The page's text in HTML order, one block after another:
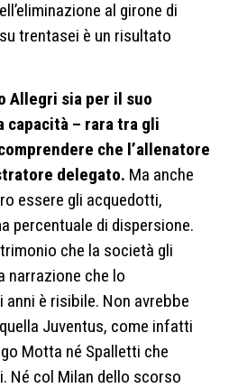
al girone di
trentasei è un risultato
Allegri sia per il suo
capacità – rara tra gli
che l’allenatore
delegato. Ma anche
essere gli acquedotti,
percentuale di dispersione.
che la società gli
narrazione che lo
è risibile. Non avrebbe
Juventus, come infatti
Motta né Spalletti che
Né col Milan dello scorso